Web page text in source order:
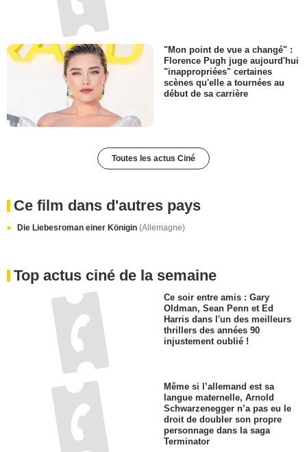
"Mon point de vue a changé" :
Florence Pugh juge aujourd'hui
"inappropriées" certaines
scènes qu'elle a tournées au
début de sa carrière
Toutes les actus Ciné
Ce film dans d'autres pays
Die Liebesroman einer Königin (Allemagne)
Top actus ciné de la semaine
Ce soir entre amis : Gary
Oldman, Sean Penn et Ed
Harris dans l'un des meilleurs
thrillers des années 90
injustement oublié !
Même si l’allemand est sa
langue maternelle, Arnold
Schwarzenegger n’a pas eu le
droit de doubler son propre
personnage dans la saga
Terminator